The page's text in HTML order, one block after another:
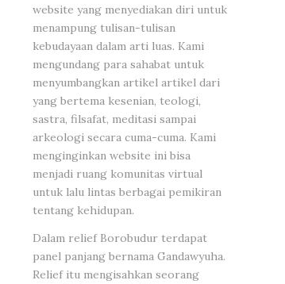
website yang menyediakan diri untuk
menampung tulisan-tulisan
kebudayaan dalam arti luas. Kami
mengundang para sahabat untuk
menyumbangkan artikel artikel dari
yang bertema kesenian, teologi,
sastra, filsafat, meditasi sampai
arkeologi secara cuma-cuma. Kami
menginginkan website ini bisa
menjadi ruang komunitas virtual
untuk lalu lintas berbagai pemikiran
tentang kehidupan.
Dalam relief Borobudur terdapat
panel panjang bernama Gandawyuha.
Relief itu mengisahkan seorang